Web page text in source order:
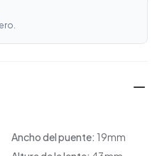
Ancho del puente: 19mm